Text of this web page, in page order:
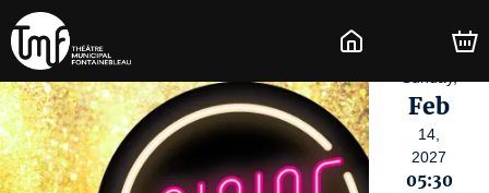
Feb
14,
2027
05:30